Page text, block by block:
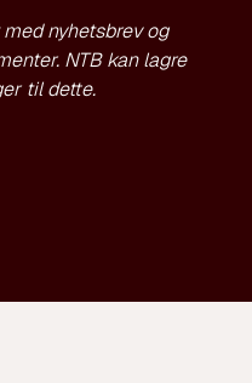
nyhetsbrev og
NTB kan lagre
til dette.